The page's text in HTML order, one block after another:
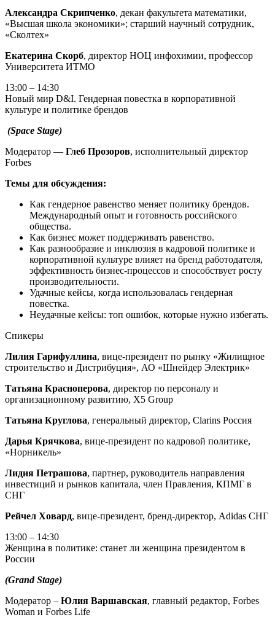
Александра Скрипченко, декан факультета математики,
«Высшая школа экономики»; старший научный сотрудник,
«Сколтех»
Екатерина Скорб, директор НОЦ инфохимии, профессор
Университета ИТМО
13:00 – 14:30
Новый мир D&I. Гендерная повестка в корпоративной
культуре и политике брендов
(Space Stage)
Модератор — Глеб Прозоров, исполнительный директор
Forbes
Темы для обсуждения:
Как гендерное равенство меняет политику брендов.
Международный опыт и готовность российского
общества.
Как бизнес может поддерживать равенство.
Как разнообразие и инклюзия в кадровой политике и
корпоративной культуре влияет на бренд работодателя,
эффективность бизнес-процессов и способствует росту
производительности.
Удачные кейсы, когда использовалась гендерная
повестка.
Неудачные кейсы: топ ошибок, которые нужно избегать.
Спикеры
Лилия Гарифуллина, вице-президент по рынку «Жилищное
строительство и Дистрибуция», АО «Шнейдер Электрик»
Татьяна Красноперова, директор по персоналу и
организационному развитию, X5 Group
Татьяна Круглова, генеральный директор, Clarins Россия
Дарья Крячкова, вице-президент по кадровой политике,
«Норникель»
Лидия Петрашова, партнер, руководитель направления
инвестиций и рынков капитала, член Правления, КПМГ в
СНГ
Рейчел Ховард, вице-президент, бренд-директор, Adidas СНГ
13:00 – 14:30
Женщина в политике: станет ли женщина президентом в
России
(Grand Stage)
Модератор – Юлия Варшавская, главный редактор, Forbes
Woman и Forbes Life